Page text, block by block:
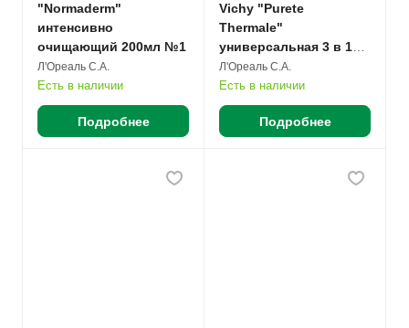
"Normaderm"
интенсивно
очищающий 200мл №1
Л'Ореаль С.А.
Есть в наличии
Подробнее
Vichy "Purete
Thermale"
универсальная 3 в 1
для чувствит. кожи
лица и вокруг глаз
100мл №1
Л'Ореаль С.А.
Есть в наличии
Подробнее